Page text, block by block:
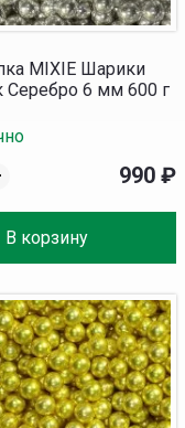
MIXIE Шарики
Серебро 6 мм 600 г
В корзину
990 ₽